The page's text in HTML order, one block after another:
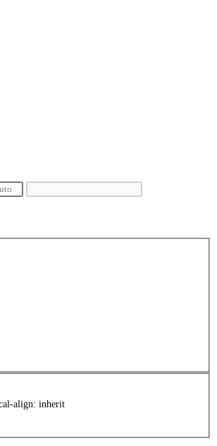
align: inherit